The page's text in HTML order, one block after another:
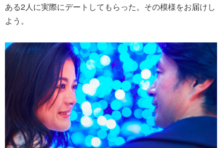
ある2人に実際にデートしてもらった。その模様をお届けし
よう。